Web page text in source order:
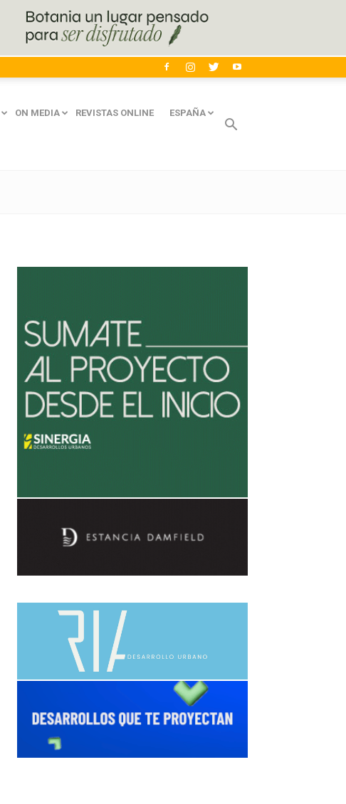
ON MEDIA REVISTAS ONLINE ESPAÑA
avaliant